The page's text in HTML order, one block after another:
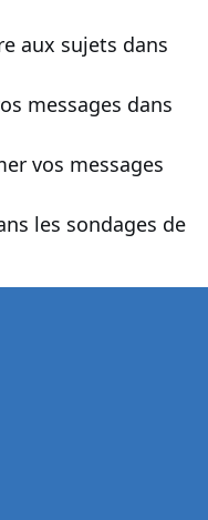
aux sujets dans
messages dans
vos messages
les sondages de